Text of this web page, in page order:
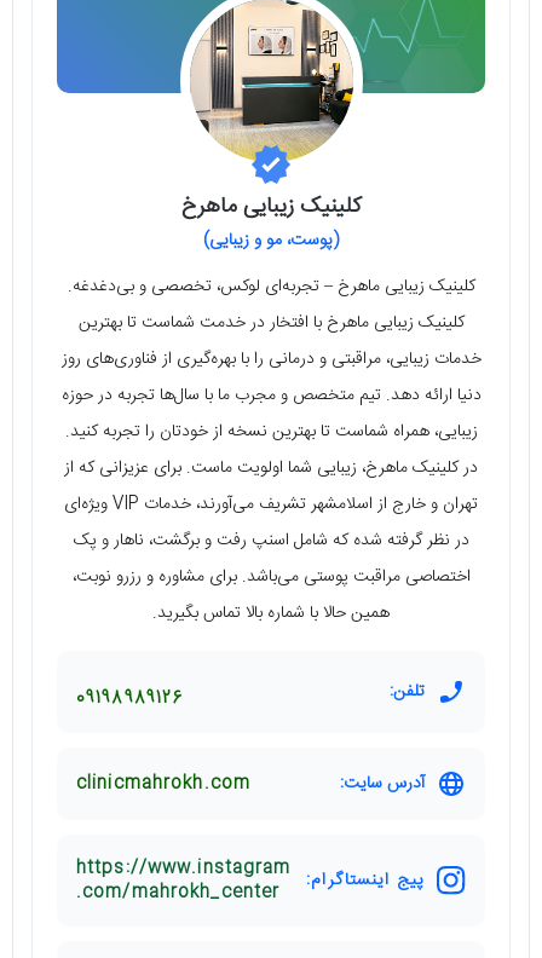
کلینیک زیبایی ماهرخ
(پوست، مو و زیبایی)
کلینیک زیبایی ماهرخ – تجربه‌ای لوکس، تخصصی و بی‌دغدغه.
کلینیک زیبایی ماهرخ با افتخار در خدمت شماست تا بهترین
خدمات زیبایی، مراقبتی و درمانی را با بهره‌گیری از فناوری‌های روز
دنیا ارائه دهد. تیم متخصص و مجرب ما با سال‌ها تجربه در حوزه
زیبایی، همراه شماست تا بهترین نسخه از خودتان را تجربه کنید.
در کلینیک ماهرخ، زیبایی شما اولویت ماست. برای عزیزانی که از
تهران و خارج از اسلامشهر تشریف می‌آورند، خدمات VIP ویژه‌ای
در نظر گرفته شده که شامل اسنپ رفت و برگشت، ناهار و پک
اختصاصی مراقبت پوستی می‌باشد. برای مشاوره و رزرو نوبت،
همین حالا با شماره بالا تماس بگیرید.
تلفن: 09198989126
آدرس سایت: clinicmahrokh.com
پیج اینستاگرام:
https://www.instagram
.com/mahrokh_center